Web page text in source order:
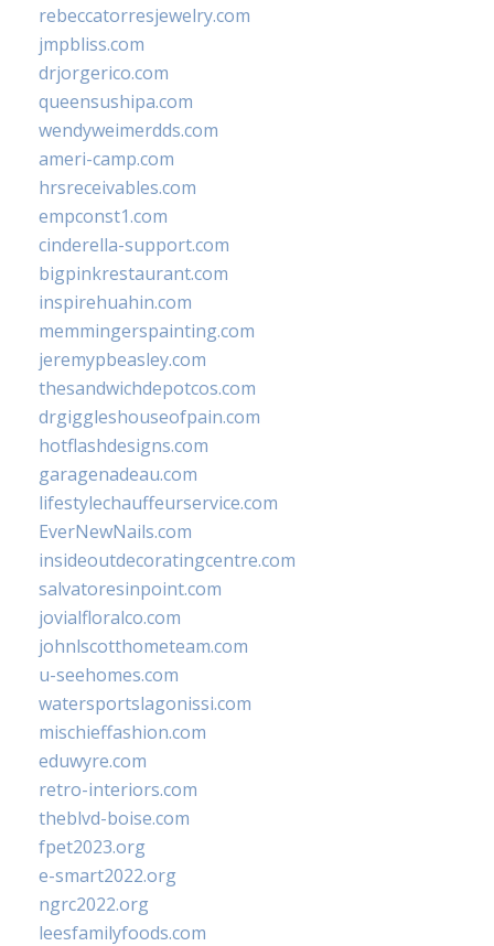
rebeccatorresjewelry.com
jmpbliss.com
drjorgerico.com
queensushipa.com
wendyweimerdds.com
ameri-camp.com
hrsreceivables.com
empconst1.com
cinderella-support.com
bigpinkrestaurant.com
inspirehuahin.com
memmingerspainting.com
jeremypbeasley.com
thesandwichdepotcos.com
drgiggleshouseofpain.com
hotflashdesigns.com
garagenadeau.com
lifestylechauffeurservice.com
EverNewNails.com
insideoutdecoratingcentre.com
salvatoresinpoint.com
jovialfloralco.com
johnlscotthometeam.com
u-seehomes.com
watersportslagonissi.com
mischieffashion.com
eduwyre.com
retro-interiors.com
theblvd-boise.com
fpet2023.org
e-smart2022.org
ngrc2022.org
leesfamilyfoods.com